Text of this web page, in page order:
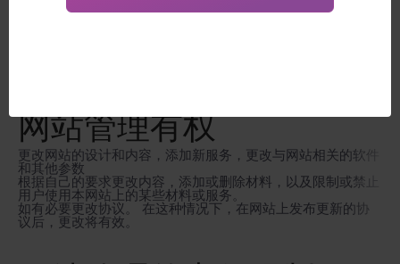
以代表的国家使用某些生殖技术的可能性。诊所的所有活动都
网站管理有权
更改网站的设计和内容，添加新服务，更改与网站相关的软件
和其他参数
根据自己的要求更改内容，添加或删除材料，以及限制或禁止
用户使用本网站上的某些材料或服务。
如有必要更改协议。 在这种情况下，在网站上发布更新的协
议后，更改将有效。